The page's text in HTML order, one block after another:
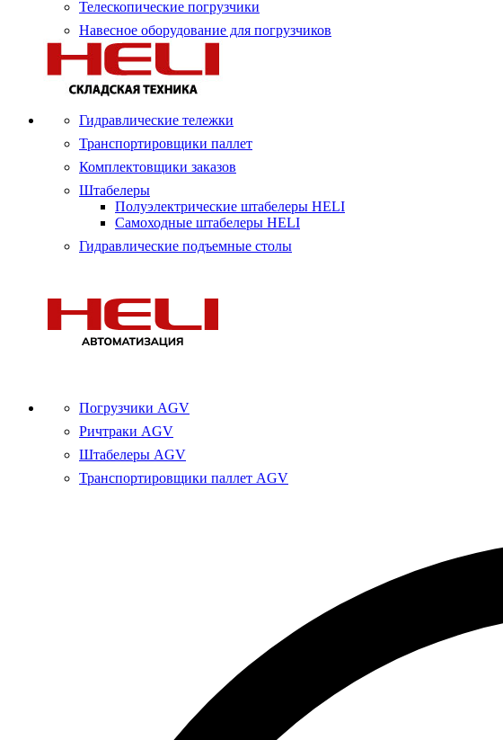
Телескопические погрузчики
Навесное оборудование для погрузчиков
Гидравлические тележки
Транспортировщики паллет
Комплектовщики заказов
Штабелеры
Полуэлектрические штабелеры HELI
Самоходные штабелеры HELI
Гидравлические подъемные столы
Погрузчики AGV
Ричтраки AGV
Штабелеры AGV
Транспортировщики паллет AGV